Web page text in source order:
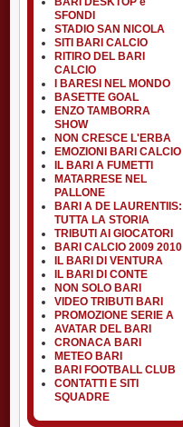
SFONDI
STADIO SAN NICOLA
SITI BARI CALCIO
RITIRO DEL BARI
CALCIO
I BARESI NEL MONDO
BASETTE GOAL
ENZO TAMBORRA
SHOW
NON CRESCE L'ERBA
EMOZIONI BARI CALCIO
IL BARI A FUMETTI
MATARRESE NEL
PALLONE
BARI A DE LAURENTIIS:
TUTTA LA STORIA
TRIBUTI AI GIOCATORI
BARI CALCIO 2009 2010
IL BARI DI VENTURA
IL BARI DI CONTE
NON SOLO BARI
VIDEO TRIBUTI BARI
PROMOZIONE SERIE A
AVATAR DEL BARI
CRONACA BARI
METEO BARI
BARI FOOTBALL CLUB
CONTATTI E SITI
SQUADRE